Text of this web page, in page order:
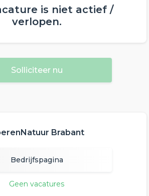
is niet actief /
verlopen.
Solliciteer nu
Brabant
Bedrijfspagina
Geen vacatures